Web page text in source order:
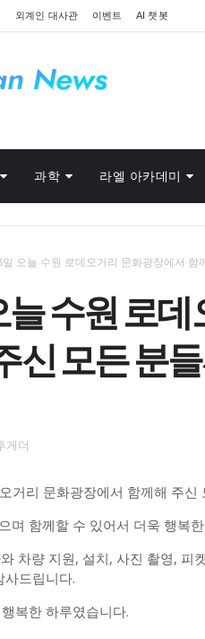
외계인 대사관 이벤트 AI 챗봇
과학 라엘 아카데미
오늘 수원 로데오거리 문화광장에서
수원 로
신 모든 분
게더
거리 문화광장에서 함께해 주신
며 함께할 수 있어서 더욱 행복
차량 지원, 설치, 사진 촬영, 피
드립니다.
복한 하루였습니다.